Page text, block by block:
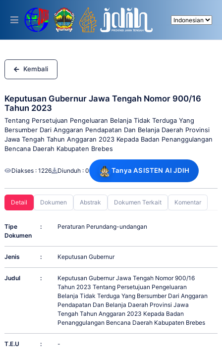
This
includes
accessibility
system.
Kembali
Keputusan Gubernur Jawa Tengah Nomor 900/16
Tahun 2023
Tentang Persetujuan Pengeluaran Belanja Tidak Terduga Yang
Bersumber Dari Anggaran Pendapatan Dan Belanja Daerah Provinsi
Jawa Tengah Tahun Anggaran 2023 Kepada Badan Penanggulangan
Bencana Daerah Kabupaten Brebes
Diakses : 1226 Diunduh : 0 Tanya ASISTEN AI JDIH
Detail Dokumen Abstrak Dokumen Terkait Komentar
Tipe
Dokumen
: Peraturan Perundang-undangan
Jenis : Keputusan Gubernur
Judul :
Keputusan Gubernur Jawa Tengah Nomor 900/16
Tahun 2023 Tentang Persetujuan Pengeluaran
Belanja Tidak Terduga Yang Bersumber Dari Anggaran
Pendapatan Dan Belanja Daerah Provinsi Jawa
Tengah Tahun Anggaran 2023 Kepada Badan
Penanggulangan Bencana Daerah Kabupaten Brebes
T.E.U : -